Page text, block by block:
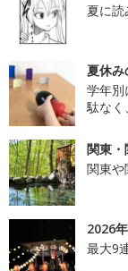
夏に読
夏休み
学年別
駄なく
関東・
関東や
2026
最大9